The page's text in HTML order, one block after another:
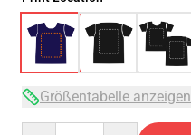
Größentabelle anzeigen